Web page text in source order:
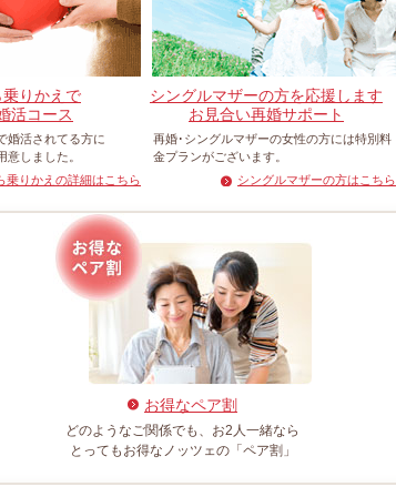
りかえで
活コース
婚活されてる方に
意しました。
乗りかえの詳細はこちら
シングルマザーの方を応援します
お見合い再婚サポート
再婚･シングルマザーの女性の方には特別料
金プランがございます。
シングルマザーの方はこちら
お得なペア割
どのようなご関係でも、お2人一緒なら
とってもお得なノッツェの「ペア割」